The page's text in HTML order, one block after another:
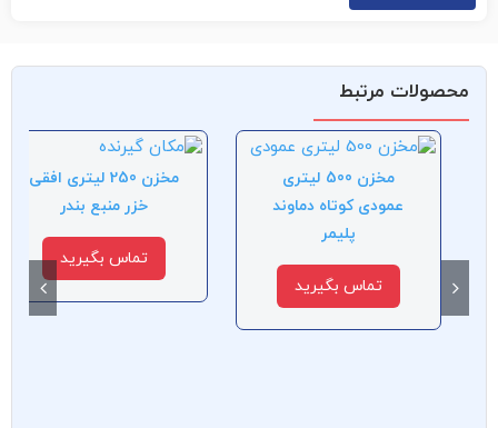
محصولات مرتبط
مخزن 500 لیتری
عمودی کوتاه دماوند
پلیمر
تماس بگیرید
مخزن 250 لیتری افقی
خزر منبع بندر
تماس بگیرید